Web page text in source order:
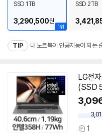
1위
SSD 1TB
3,290,500원
SSD 2TB
TIP 내 노트북이 인공지능이 되는
LG전
(SSD
상 1